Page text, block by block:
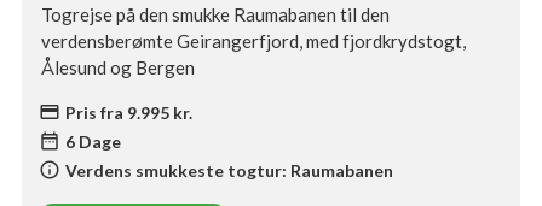
Togrejse på den smukke Raumabanen til den
verdensberømte Geirangerfjord, med fjordkrydstogt,
Ålesund og Bergen
credit_card Pris fra 9.995 kr.
date_range 6 Dage
info Verdens smukkeste togtur: Raumabanen